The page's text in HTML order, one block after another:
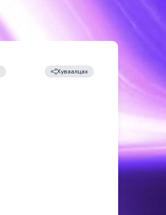
Хуваалцах